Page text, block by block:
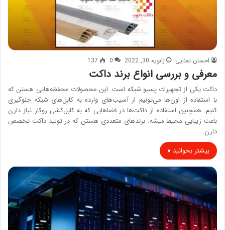
احسان نعنایی ژانویه 30, 2022 0
137
معرفی و بررسی انواع برند داکت
داکت یکی از تجهیزات پسیو شبکه است. این محصولات محفظه‌هایی هستن که
با استفاده از اون‌ها می‌تونیم از آسیب‌های وارده به کابل‌های شبکه جلوگیری
کنیم. همچنین استفاده از داکت‌ها در فضاهایی که به کابل‌کشی روکار نیاز دارن
باعث زیبایی محیط میشه. برندهای متعددی هستن که در تولید داکت تخصص
دارن.…
بیشتر بخوانید »